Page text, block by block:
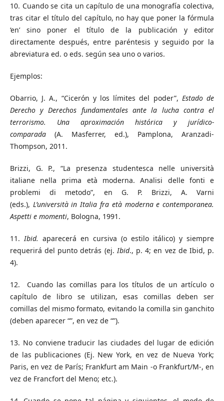
10. Cuando se cita un capítulo de una monografía colectiva,
tras citar el título del capítulo, no hay que poner la fórmula
‘en’ sino poner el título de la publicación y editor
directamente después, entre paréntesis y seguido por la
abreviatura ed. o eds. según sea uno o varios.
Ejemplos:
Obarrio, J. A., “Cicerón y los límites del poder”, Estado de
Derecho y Derechos fundamentales ante la lucha contra el
terrorismo. Una aproximación histórica y jurídico-
comparada(A. Masferrer, ed.), Pamplona, Aranzadi-
Thompson, 2011.
Brizzi, G. P., “La presenza studentesca nelle università
italiane nella prima età moderna. Analisi delle fonti e
problemi di metodo”, en G. P. Brizzi, A. Varni
(eds.), L’università in Italia fra età moderna e contemporanea.
Aspetti e momenti, Bologna, 1991.
11. Ibid. aparecerá en cursiva (o estilo itálico) y siempre
requerirá del punto detrás (ej.Ibid., p. 4; en vez de Ibid, p.
4).
12. Cuando las comillas para los títulos de un artículo o
capítulo de libro se utilizan, esas comillas deben ser
comillas del mismo formato, evitando la comilla sin ganchito
(deben aparecer “”, en vez de “”).
13. No conviene traducir las ciudades del lugar de edición
de las publicaciones (Ej. New York, en vez de Nueva York;
Paris, en vez de París; Frankfurt am Main -o Frankfurt/M-, en
vez de Francfort del Meno; etc.).